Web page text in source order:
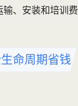
输、安装和培训费
命周期省钱